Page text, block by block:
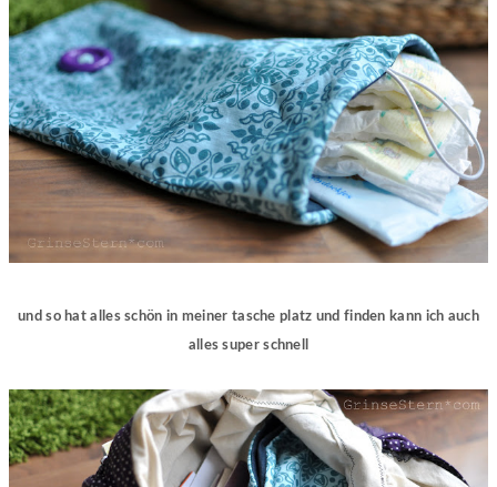
und so hat alles schön in meiner tasche platz und finden kann ich auch
alles super schnell